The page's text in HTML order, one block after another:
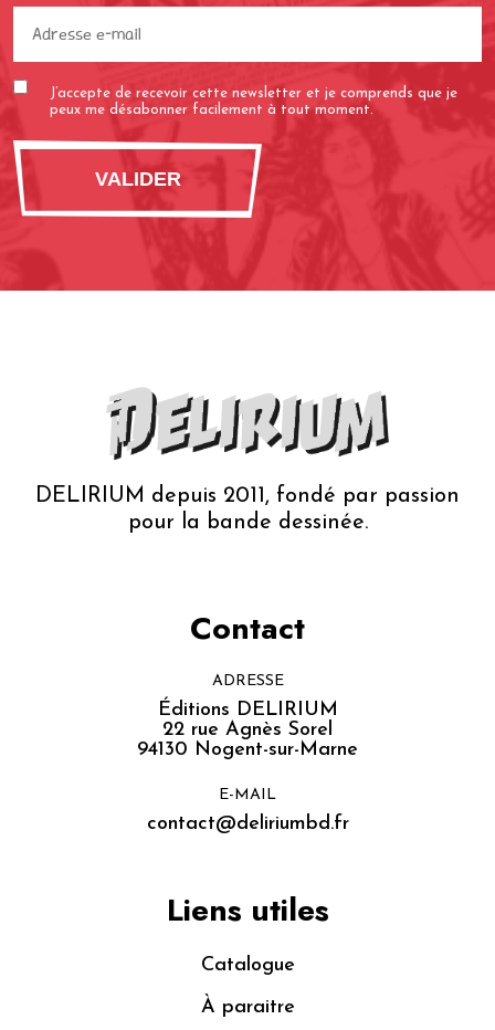
(Nécessaire)
J’accepte de recevoir cette newsletter et je comprends que je
peux me désabonner facilement à tout moment.
DELIRIUM depuis 2011, fondé par passion
pour la bande dessinée.
Contact
ADRESSE
Éditions DELIRIUM
22 rue Agnès Sorel
94130 Nogent-sur-Marne
E-MAIL
contact@deliriumbd.fr
Liens utiles
Catalogue
À paraitre